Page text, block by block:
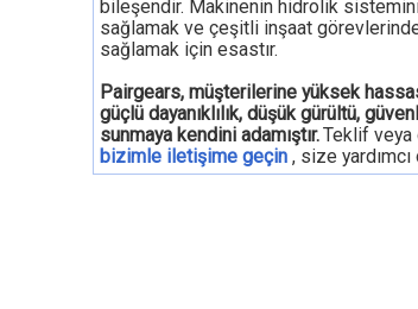
bileşendir. Makinenin hidrolik
sağlamak ve çeşitli inşaat
sağlamak için esastır.
Pairgears, müşterilerine yüksek
güçlü dayanıklılık, düşük gürültü,
sunmaya kendini adamıştır.Teklif
bizimle iletişime geçin, size yardımcı